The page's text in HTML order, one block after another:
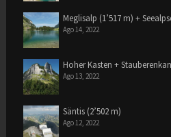
Meglisalp (1’517 m) +
Ago 14, 2022
Hoher Kasten +
Ago 13, 2022
Säntis (2’502 m)
Ago 12, 2022